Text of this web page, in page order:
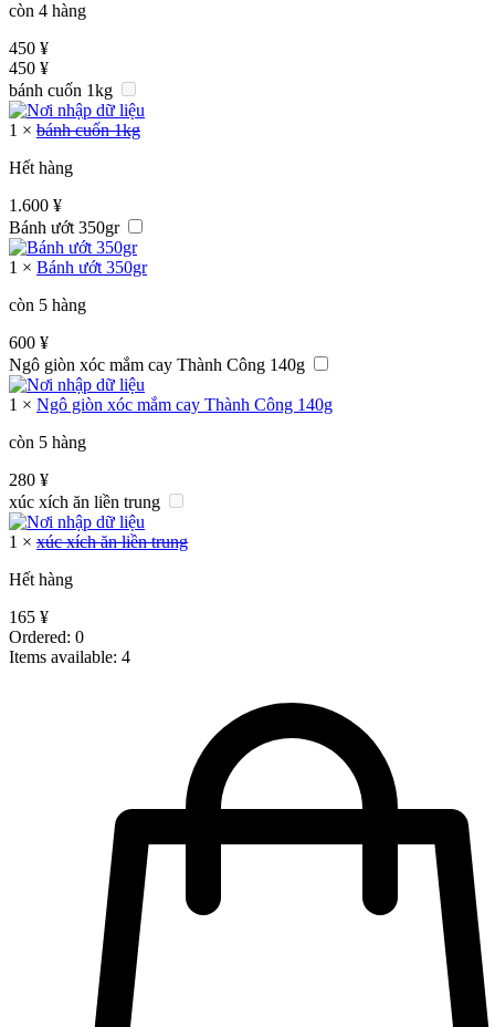
còn 4 hàng
450 ¥
450 ¥
bánh cuốn 1kg
1 × bánh cuốn 1kg
Hết hàng
1.600 ¥
Bánh ướt 350gr
1 × Bánh ướt 350gr
còn 5 hàng
600 ¥
Ngô giòn xóc mắm cay Thành Công 140g
1 × Ngô giòn xóc mắm cay Thành Công 140g
còn 5 hàng
280 ¥
xúc xích ăn liền trung
1 × xúc xích ăn liền trung
Hết hàng
165 ¥
Ordered: 0
Items available: 4